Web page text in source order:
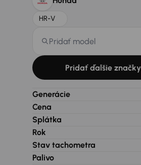
HR-V
Pridať model
Pridať ďalšie značky
Generácie
Cena
Splátka
Rok
Stav tachometra
Palivo